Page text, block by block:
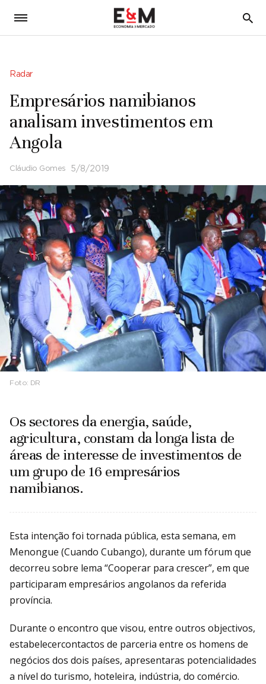
5
Radar
Empresários namibianos
analisam investimentos em
Angola
Cláudio Gomes 5/8/2019
Foto: DR
Os sectores da energia, saúde,
agricultura, constam da longa lista de
áreas de interesse de investimentos de
um grupo de 16 empresários
namibianos.
Esta intenção foi tornada pública, esta semana, em
Menongue (Cuando Cubango), durante um fórum que
decorreu sobre lema “Cooperar para crescer”, em que
participaram empresários angolanos da referida
província.
Durante o encontro que visou, entre outros objectivos,
estabelecercontactos de parceria entre os homens de
negócios dos dois países, apresentaras potencialidades
a nível do turismo, hoteleira, indústria, do comércio.